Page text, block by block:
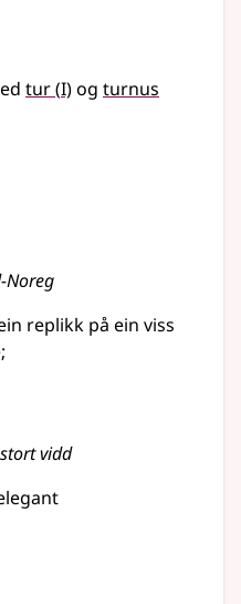
tur(1
I)og turnus
Noreg
replikk på ein viss
;
vidd